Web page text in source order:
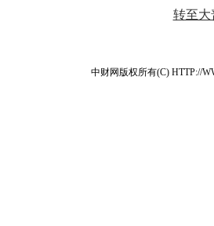
转至大
中财网版权所有(C) HTTP://